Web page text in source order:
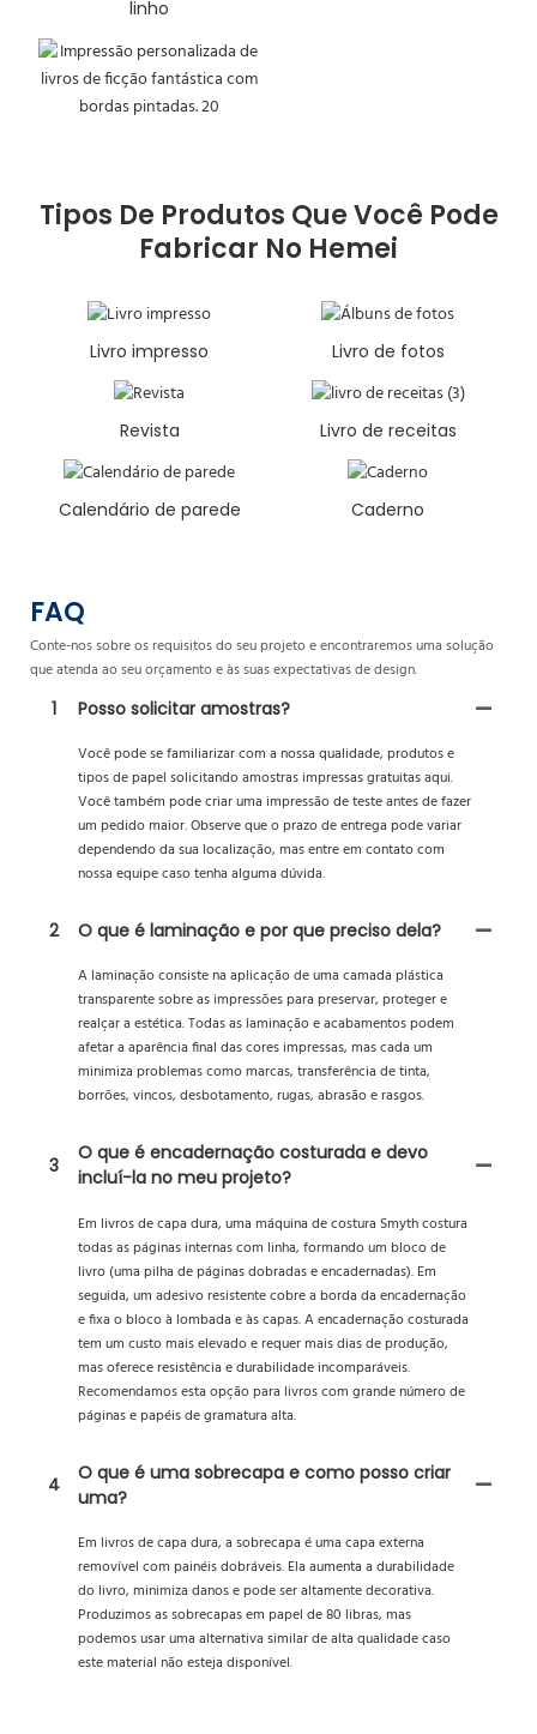
linho
Tipos De Produtos Que Você Pode
Fabricar No Hemei
Livro impresso Livro de fotos
Revista Livro de receitas
Calendário de parede Caderno
FAQ
Conte-nos sobre os requisitos do seu projeto e encontraremos uma solução
que atenda ao seu orçamento e às suas expectativas de design.
1
Posso solicitar amostras?
Você pode se familiarizar com a nossa qualidade, produtos e
tipos de papel solicitando amostras impressas gratuitas aqui.
Você também pode criar uma impressão de teste antes de fazer
um pedido maior. Observe que o prazo de entrega pode variar
dependendo da sua localização, mas entre em contato com
nossa equipe caso tenha alguma dúvida.
2
O que é laminação e por que preciso dela?
A laminação consiste na aplicação de uma camada plástica
transparente sobre as impressões para preservar, proteger e
realçar a estética. Todas as laminação e acabamentos podem
afetar a aparência final das cores impressas, mas cada um
minimiza problemas como marcas, transferência de tinta,
borrões, vincos, desbotamento, rugas, abrasão e rasgos.
3
O que é encadernação costurada e devo
incluí-la no meu projeto?
Em livros de capa dura, uma máquina de costura Smyth costura
todas as páginas internas com linha, formando um bloco de
livro (uma pilha de páginas dobradas e encadernadas). Em
seguida, um adesivo resistente cobre a borda da encadernação
e fixa o bloco à lombada e às capas. A encadernação costurada
tem um custo mais elevado e requer mais dias de produção,
mas oferece resistência e durabilidade incomparáveis.
Recomendamos esta opção para livros com grande número de
páginas e papéis de gramatura alta.
4
O que é uma sobrecapa e como posso criar
uma?
Em livros de capa dura, a sobrecapa é uma capa externa
removível com painéis dobráveis. Ela aumenta a durabilidade
do livro, minimiza danos e pode ser altamente decorativa.
Produzimos as sobrecapas em papel de 80 libras, mas
podemos usar uma alternativa similar de alta qualidade caso
este material não esteja disponível.